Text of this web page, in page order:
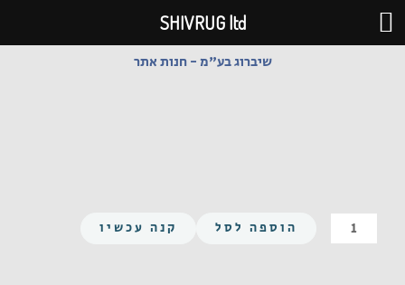
דילוג
לתוכן
שיברוג בע"מ - חנות אתר
כמות
של
הוספה לסל קנה עכשיו
SHIVRUG ltd